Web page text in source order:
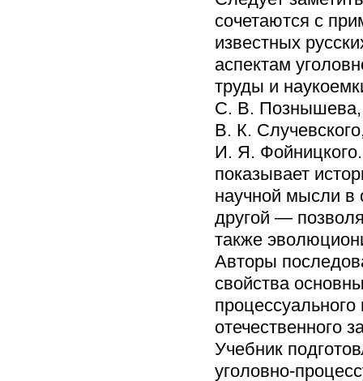
сочетаются с
известных
аспектам
труды и
С. В. Познышева,
В. К.
И. Я.
показывает
научной мысли в
другой —
также
Авторы
свойства
отечественного
Учебник
уголовно-